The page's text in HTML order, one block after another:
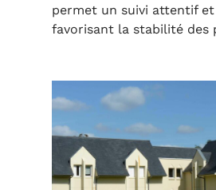
permet un suivi attentif
favorisant la stabilité des